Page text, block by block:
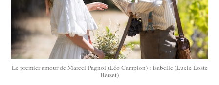
Le premier amour de Marcel Pagnol (Léo Campion) : Isabelle (Lucie Loste
Berset)